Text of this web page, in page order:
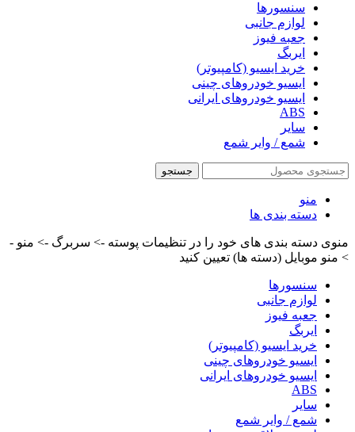
سنسورها
لوازم جانبی
جعبه فیوز
ایربگ
خرید ایسیو (کامپیوتر)
ایسیو خودروهای چینی
ایسیو خودروهای ایرانی
ABS
سایر
شمع / وایر شمع
جستجو
منو
دسته بندی ها
منوی دسته بندی های خود را در تنظیمات پوسته -> سربرگ -> منو -
> منو موبایل (دسته ها) تعیین کنید
سنسورها
لوازم جانبی
جعبه فیوز
ایربگ
خرید ایسیو (کامپیوتر)
ایسیو خودروهای چینی
ایسیو خودروهای ایرانی
ABS
سایر
شمع / وایر شمع